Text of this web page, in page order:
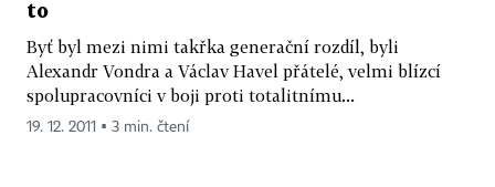
to
Byť byl mezi nimi takřka generační rozdíl, byli
Alexandr Vondra a Václav Havel přátelé, velmi blízcí
spolupracovníci v boji proti totalitnímu...
19. 12. 2011 ▪ 3 min. čtení